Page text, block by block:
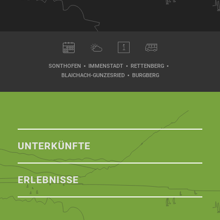
SONTHOFEN IMMENSTADT
RETTENBERG
BLAICHACH-GUNZESRIED
BURGBERG
UNTERKÜNFTE
ERLEBNISSE